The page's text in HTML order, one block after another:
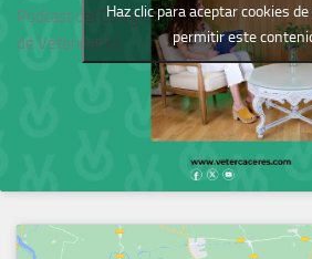
Podcast del Colegio
de Veterinarios
Haz clic para aceptar cookies
permitir este